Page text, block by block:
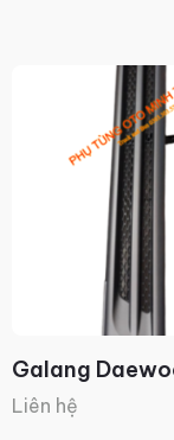
Galang
Liên hệ